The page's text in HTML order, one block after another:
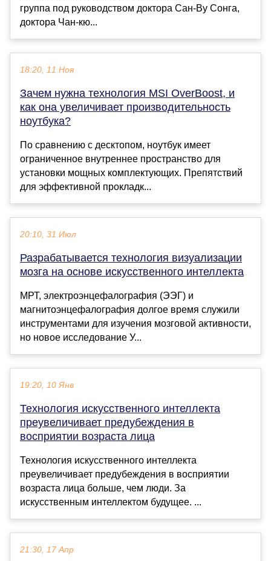
группа под руководством доктора Сан-Ву Сонга,
доктора Чан-кю...
18:20, 11 Ноя
Зачем нужна технология MSI OverBoost, и
как она увеличивает производительность
ноутбука?
По сравнению с десктопом, ноутбук имеет
ограниченное внутреннее пространство для
установки мощных комплектующих. Препятствий
для эффективной прокладк...
20:10, 31 Июл
Разрабатывается технология визуализации
мозга на основе искусственного интеллекта
МРТ, электроэнцефалография (ЭЭГ) и
магнитоэнцефалография долгое время служили
инструментами для изучения мозговой активности,
но новое исследование У...
19:20, 10 Янв
Технология искусственного интеллекта
преувеличивает предубеждения в
восприятии возраста лица
Технология искусственного интеллекта
преувеличивает предубеждения в восприятии
возраста лица больше, чем люди. За
искусственным интеллектом будущее. ...
21:30, 17 Апр